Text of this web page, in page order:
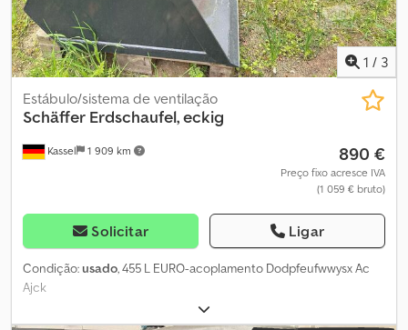
1 / 3
Kassel 1 909 km
Estábulo/sistema de ventilação
Schäffer Erdschaufel, eckig
890 €
Preço fixo acresce IVA
(1 059 € bruto)
Solicitar Ligar
Condição:usado, 455 L EURO-acoplamento Dodpfeufwwysx Ac
Ajck